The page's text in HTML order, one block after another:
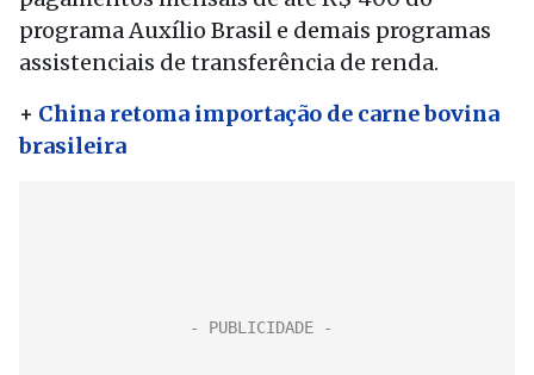
programa Auxílio Brasil e demais programas
assistenciais de transferência de renda.
+ China retoma importação de carne bovina
brasileira